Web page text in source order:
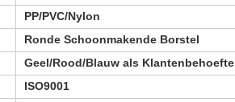
PP/PVC/Nylon
Ronde Schoonmakende Borstel
Geel/Rood/Blauw als Klantenbehoefte
ISO9001